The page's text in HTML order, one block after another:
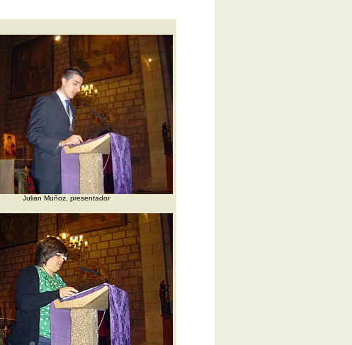
Julian Muñoz, presentador